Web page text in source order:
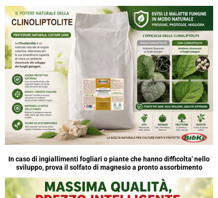
In caso di ingiallimenti fogliari o piante che hanno difficolta' nello
sviluppo, prova il solfato di magnesio a pronto assorbimento